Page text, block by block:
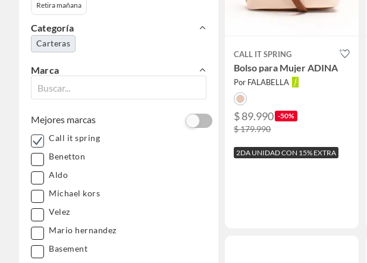
Retira mañana
Categoría
Carteras
Marca
Mejores marcas
Call it spring
Benetton
Aldo
Michael kors
Velez
Mario hernandez
Basement
CALL IT SPRING
Bolso para Mujer ADINA
Por FALABELLA
$ 89.990 -50%
$ 179.990
2DA UNIDAD CON 15% EXTRA